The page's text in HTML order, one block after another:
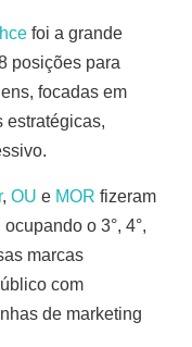
foi a grande
posições para
focadas em
estratégicas,
, OU e MOR fizeram
o 3°, 4°,
marcas
com
de marketing